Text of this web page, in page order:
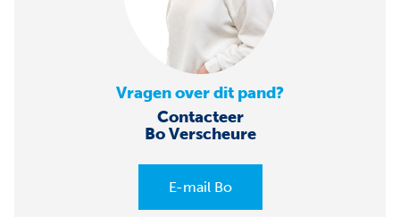
Vragen over dit pand?
Contacteer
Bo Verscheure
E-mail Bo